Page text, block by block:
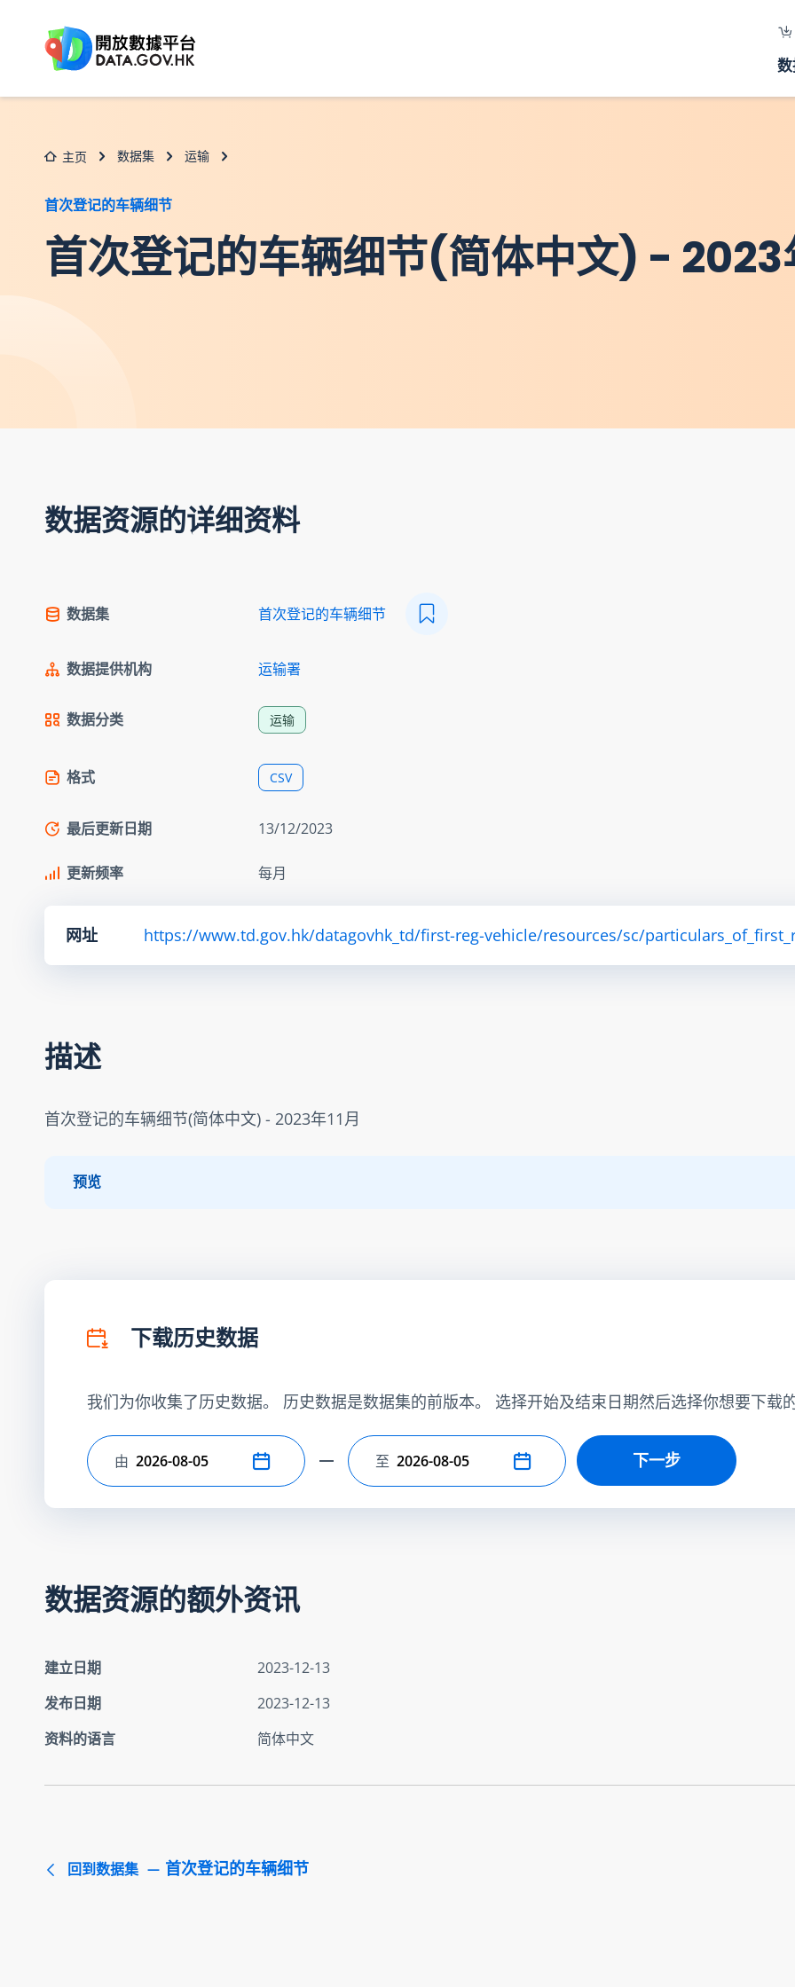
主页 数据集 运输
首次登记的车辆细节
首次登记的车辆细节(简体中文) - 2023
数据资源的详细资料
数据集 首次登记的车辆细节
数据提供机构 运输署
数据分类 运输
格式 CSV
最后更新日期 13/12/2023
更新频率 每月
网址 https://www.td.gov.hk/datagovhk_td/first-reg-vehicle/resources/sc/
描述
首次登记的车辆细节(简体中文) - 2023年11月
预览
下载历史数据
我们为你收集了历史数据。 历史数据是数据集的前版本。 选择开始及结束日期然后选择你想要下载
选择开始日期
由 选择结束日期
至 下一步
数据资源的额外资讯
建立日期
2023-12-13
发布日期
2023-12-13
资料的语言
简体中文
回到数据集 首次登记的车辆细节